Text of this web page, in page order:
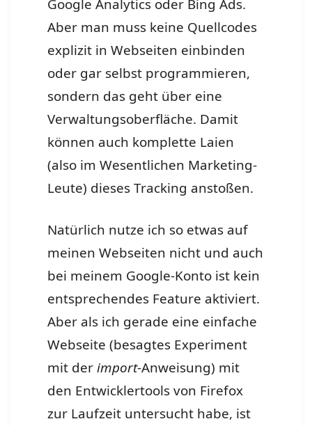
Google Analytics oder Bing Ads.
Aber man muss keine Quellcodes
explizit in Webseiten einbinden
oder gar selbst programmieren,
sondern das geht über eine
Verwaltungsoberfläche. Damit
können auch komplette Laien
(also im Wesentlichen Marketing-
Leute) dieses Tracking anstoßen.
Natürlich nutze ich so etwas auf
meinen Webseiten nicht und auch
bei meinem Google-Konto ist kein
entsprechendes Feature aktiviert.
Aber als ich gerade eine einfache
Webseite (besagtes Experiment
mit derimport-Anweisung) mit
den Entwicklertools von Firefox
zur Laufzeit untersucht habe, ist